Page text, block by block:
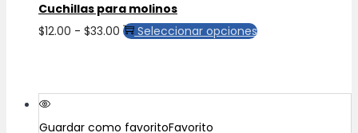
Cuchillas para molinos
$12.00 - $33.00 Rango
desde
$12.00
Seleccionar opcionesEste
múltiples
Guardar como favoritoFavorito